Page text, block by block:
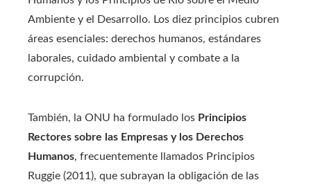
Ambiente y el Desarrollo. Los diez principios cubren
áreas esenciales: derechos humanos, estándares
laborales, cuidado ambiental y combate a la
corrupción.
También, la ONU ha formulado los Principios
Rectores sobre las Empresas y los Derechos
Humanos, frecuentemente llamados Principios
Ruggie (2011), que subrayan la obligación de las